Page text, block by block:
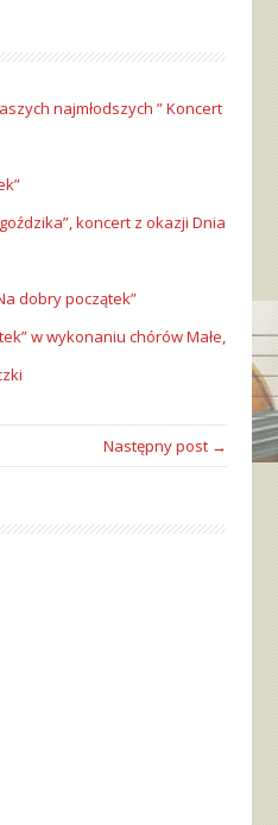
najmłodszych ” Koncert
koncert z okazji Dnia
dobry początek”
w wykonaniu chórów Małe,
Następny post →